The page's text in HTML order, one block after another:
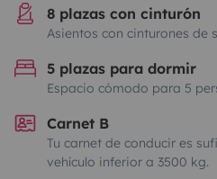
8 plazas con cinturón
Asientos con cinturones de
5 plazas para dormir
Espacio cómodo para 5
Carnet B
Tu carnet de conducir es
vehículo inferior a 3500 kg.